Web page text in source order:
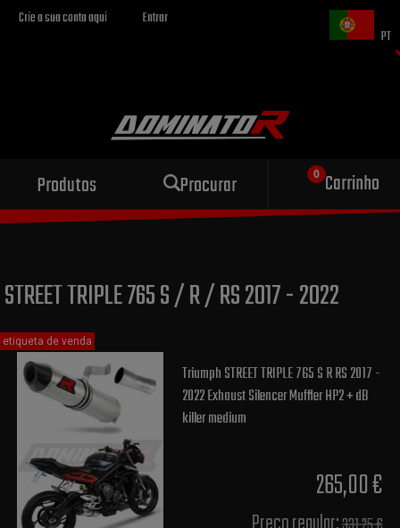
Crie a sua conta aqui
Entrar
PT
Produtos Procurar Carrinho
Escape esportivo
para sua motocicleta
STREET TRIPLE 765 S / R / RS 2017 - 2022
Triumph STREET TRIPLE 765 S R RS 2017 -
2022 Exhaust Silencer Muffler HP2 + dB
killer medium
265,00 €
etiqueta de venda